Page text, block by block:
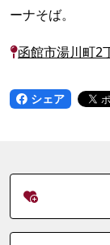
ーナそば。
函館市湯川町2
シェア